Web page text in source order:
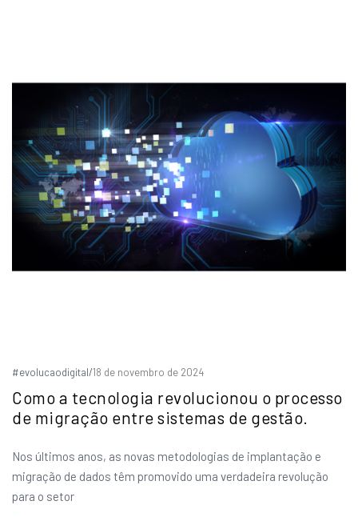
#evolucaodigital/18 de novembro de 2024
Como a tecnologia revolucionou o processo
de migração entre sistemas de gestão.
Nos últimos anos, as novas metodologias de implantação e
migração de dados têm promovido uma verdadeira revolução
para o setor